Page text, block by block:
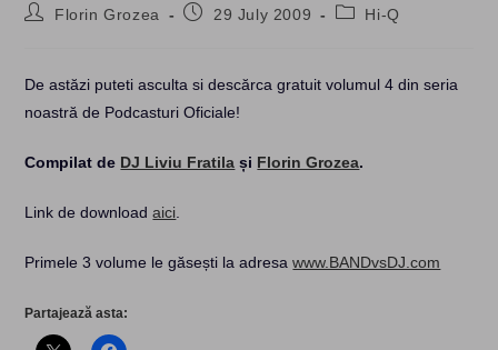
PostFlorin Grozea
Post29 July 2009
PostHi-Q
De astăzi puteti asculta si descărca gratuit volumul 4 din seria
noastră de Podcasturi Oficiale!
Compilat de DJ Liviu Fratila și Florin Grozea.
Link de downloadaici
Primele 3 volume le găsești la adresawww.BANDvsDJ.com
Partajează asta: